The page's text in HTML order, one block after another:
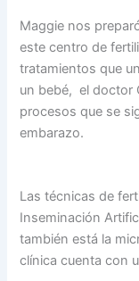
Maggie nos
este centro de
tratamientos que
un bebé, el doctor
procesos que se
embarazo.
Las técnicas de
Inseminación
también está la
clínica cuenta con